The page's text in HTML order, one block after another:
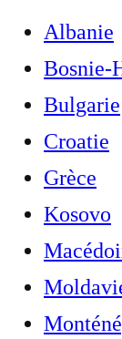
Albanie
Bosnie-
Bulgarie
Croatie
Grèce
Kosovo